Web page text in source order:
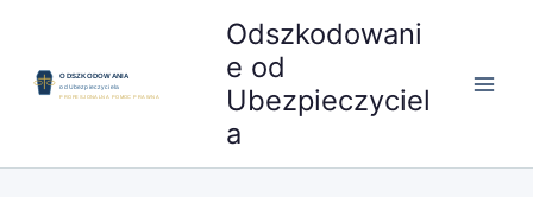
treści
Odszkodowani
e od
Ubezpieczyciel
a